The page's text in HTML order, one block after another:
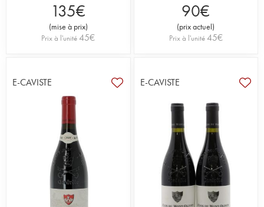
135€
(mise à prix)
Prix à l'unité45€
90€
(prix actuel)
Prix à l'unité45€
E-CAVISTE E-CAVISTE